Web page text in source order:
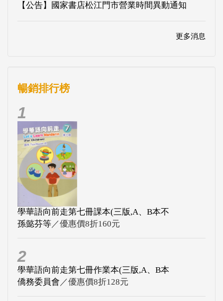
【公告】國家書店松江門市營業時間異動通知
更多消息
暢銷排行榜
1
學華語向前走第七冊課本(三版,A、B本不
孫懿芬等／優惠價8折160元
2
學華語向前走第七冊作業本(三版,A、B本
僑務委員會 ／優惠價8折128元